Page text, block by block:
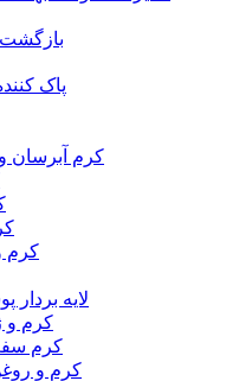
پاک
کرم آبرسان
لایه
کرم و
کرم
کرم و